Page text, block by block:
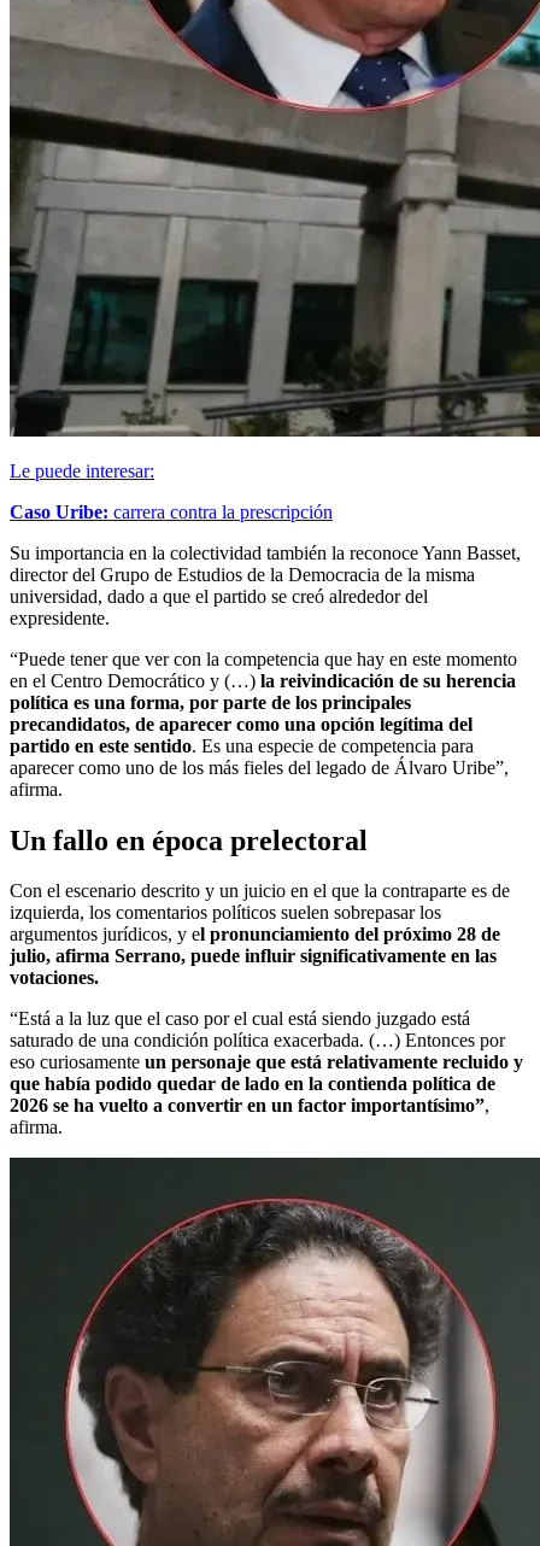
Le puede interesar:
Caso Uribe: carrera contra la prescripción
Su importancia en la colectividad también la reconoce Yann Basset,
director del Grupo de Estudios de la Democracia de la misma
universidad, dado a que el partido se creó alrededor del
expresidente.
“Puede tener que ver con la competencia que hay en este momento
en el Centro Democrático y (…) la reivindicación de su herencia
política es una forma, por parte de los principales
precandidatos, de aparecer como una opción legítima del
partido en este sentido. Es una especie de competencia para
aparecer como uno de los más fieles del legado de Álvaro Uribe”,
afirma.
Un fallo en época prelectoral
Con el escenario descrito y un juicio en el que la contraparte es de
izquierda, los comentarios políticos suelen sobrepasar los
argumentos jurídicos, y el pronunciamiento del próximo 28 de
julio, afirma Serrano, puede influir significativamente en las
votaciones.
“Está a la luz que el caso por el cual está siendo juzgado está
saturado de una condición política exacerbada. (…) Entonces por
eso curiosamente un personaje que está relativamente recluido y
que había podido quedar de lado en la contienda política de
2026 se ha vuelto a convertir en un factor importantísimo”,
afirma.